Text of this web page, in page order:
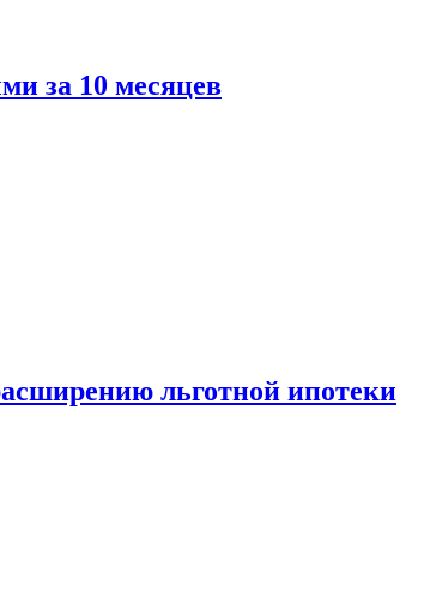
за 10 месяцев
льготной ипотеки